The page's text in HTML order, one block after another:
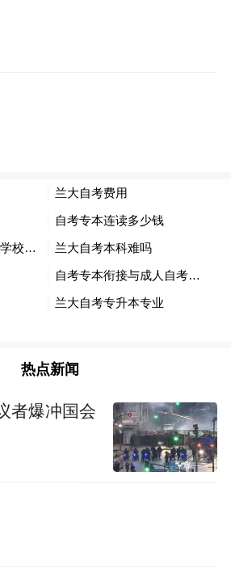
是否预计今年开始降息。与
斐逊称他会仔细评估未来公
济前景和风险平衡。
的美联储副主席迈克尔·巴
也表示，“今年第一季度的
的信心。”巴尔认为，“我们
席梅斯特周一则指出，她不
热点新闻
者爆冲国会